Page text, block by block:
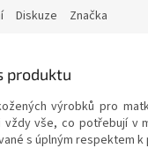
Diskuze Značka
produktu
výrobků pro
vše, co potřebují v
s úplným respektem k